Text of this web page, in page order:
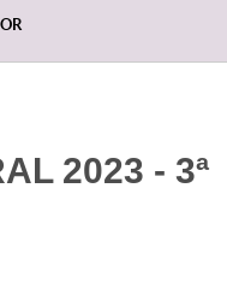
2023 - 3ª